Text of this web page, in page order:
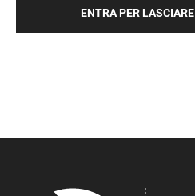
ENTRA PER